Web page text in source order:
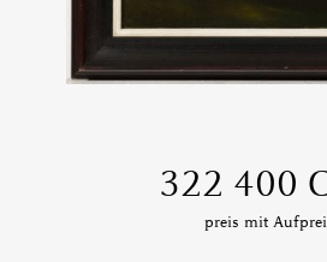
‍322 400
preis mit